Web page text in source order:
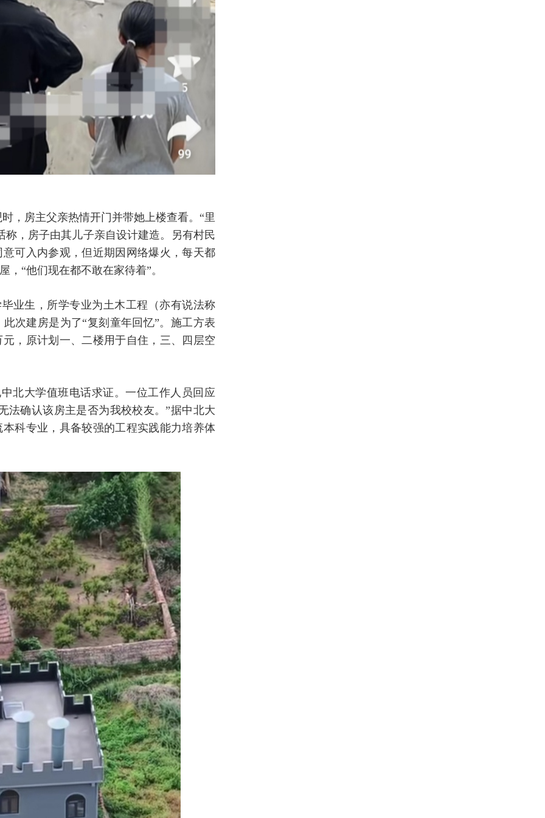
，房主父亲热情开门并带她上楼查看。“里
，房子由其儿子亲自设计建造。另有村民
可入内参观，但近期因网络爆火，每天都
“他们现在都不敢在家待着”。
业生，所学专业为土木工程（亦有说法称
次建房是为了“复刻童年回忆”。施工方表
，原计划一、二楼用于自住，三、四层空
北大学值班电话求证。一位工作人员回应
法确认该房主是否为我校校友。”据中北大
科专业，具备较强的工程实践能力培养体